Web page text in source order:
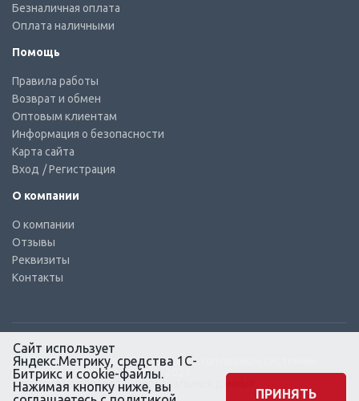
Безналичная оплата
Оплата наличными
Помощь
Правила работы
Возврат и обмен
Оптовым клиентам
Информация о безопасности
Карта сайта
Вход / Регистрация
О компании
О компании
Отзывы
Реквизиты
Контакты
© КТС-Дизель – Комплектующие к топливным системам
Все права защищены, 2003 – 2025
Согласие на обработку персональных данных
Сайт использует
Яндекс.Метрику, средства 1С-
Битрикс и cookie-файлы.
Нажимая кнопку ниже, вы
ПРИНЯТЬ